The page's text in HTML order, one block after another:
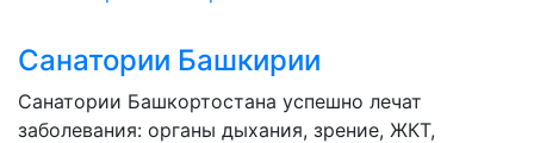
Санатории Башкирии
Санатории Башкортостана успешно лечат
заболевания: органы дыхания, зрение, ЖКТ,